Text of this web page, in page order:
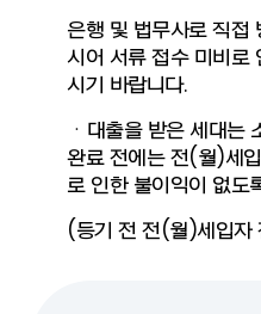
은행 및 법무사로 직접
시어 서류 접수 미비로
시기 바랍니다.
ㆍ대출을 받은 세대는
완료 전에는 전(월)세
로 인한 불이익이 없도
(등기 전 전(월)세입자